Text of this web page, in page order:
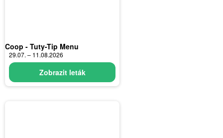
Coop - Tuty-Tip Menu
29.07. – 11.08.2026
Zobrazit leták